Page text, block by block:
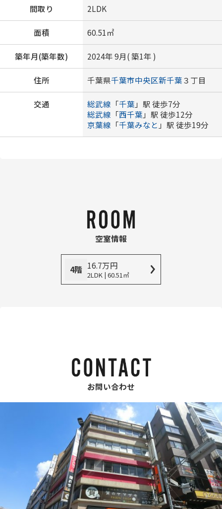
間取り 2LDK
面積 60.51㎡
築年月(築年数) 2024年 9月( 築1年 )
住所 千葉県千葉市中央区新千葉３丁目
交通 総武線 「千葉 」駅 徒歩7分
総武線 「西千葉 」駅 徒歩12分
京葉線 「千葉みなと 」駅 徒歩19分
空室情報
4階 16.7万円
2LDK | 60.51㎡
お問い合わせ